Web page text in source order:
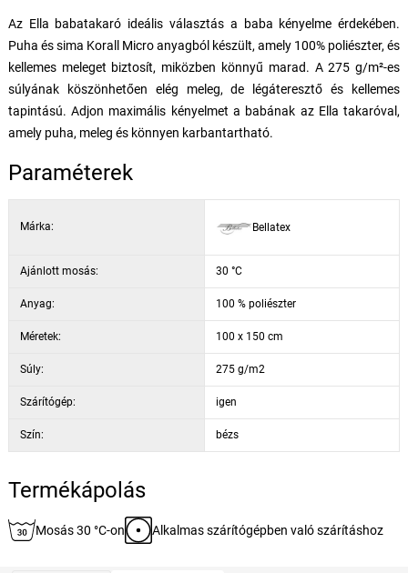
Az Ella babatakaró ideális választás a baba kényelme érdekében.
Puha és sima Korall Micro anyagból készült, amely 100% poliészter, és
kellemes meleget biztosít, miközben könnyű marad. A 275 g/m²-es
súlyának köszönhetően elég meleg, de légáteresztő és kellemes
tapintású. Adjon maximális kényelmet a babának az Ella takaróval,
amely puha, meleg és könnyen karbantartható.
Paraméterek
Márka: Bellatex
Ajánlott mosás: 30 °C
Anyag: 100 % poliészter
Méretek: 100 x 150 cm
Súly: 275 g/m2
Szárítógép: igen
Szín: bézs
Termékápolás
Mosás 30 °C-on Alkalmas szárítógépben való szárításhoz